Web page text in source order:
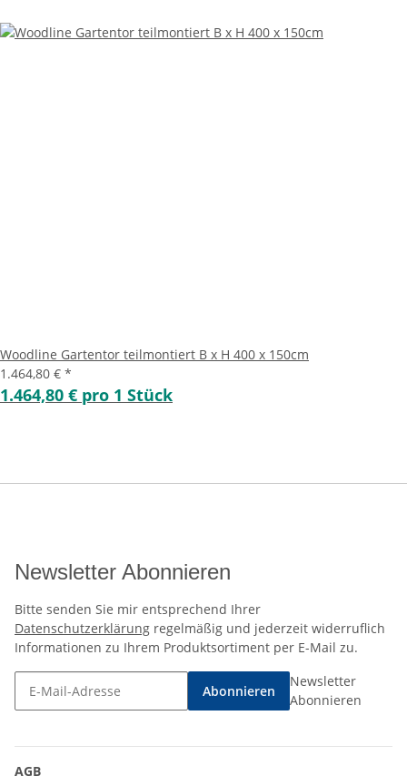
Woodline Gartentor teilmontiert B x H 400 x 150cm
1.464,80 € *
1.464,80 € pro 1 Stück
Newsletter Abonnieren
Bitte senden Sie mir entsprechend Ihrer
Datenschutzerklärung regelmäßig und jederzeit widerruflich
Informationen zu Ihrem Produktsortiment per E-Mail zu.
Abonnieren
Newsletter
Abonnieren
AGB